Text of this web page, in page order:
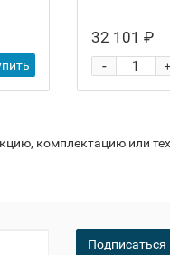
32 101 ₽
+
-
комплектацию или
Подписаться